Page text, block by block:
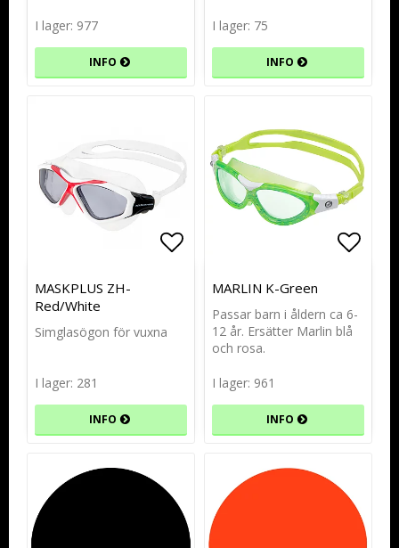
I lager: 977
INFO
I lager: 75
INFO
Lägg till i favoritlistan
Lägg till i favoritlistan
MASKPLUS ZH-
Red/White
Simglasögon för vuxna
I lager: 281
INFO
MARLIN K-Green
Passar barn i åldern ca 6-
12 år. Ersätter Marlin blå
och rosa.
I lager: 961
INFO